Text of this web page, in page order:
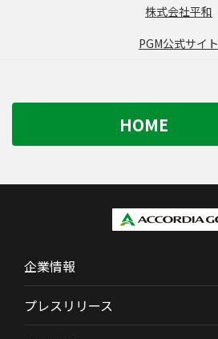
株式会社平和
PGM公式サイト
HOME
企業情報
プレスリリース